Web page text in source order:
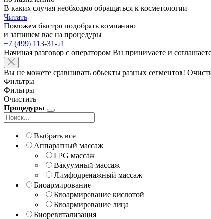
В каких случая необходмо обращаться к косметологии
Читать
Поможем быстро подобрать компанию
и запишем вас на процедуры
+7 (499) 113-31-21
Начиная разговор с оператором Вы принимаете и
Вы не можете сравнивать обьекты разных сегментов!
Фильтры
Фильтры
Очистить
Процедуры
Выбрать все
Аппаратный массаж
LPG массаж
Вакуумный массаж
Лимфодренажный массаж
Биоармирование
Биоармирование кислотой
Биоармирование лица
Биоревитализация